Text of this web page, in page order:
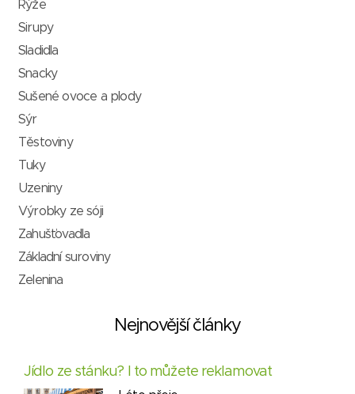
Rýže
Sirupy
Sladidla
Snacky
Sušené ovoce a plody
Sýr
Těstoviny
Tuky
Uzeniny
Výrobky ze sóji
Zahušťovadla
Základní suroviny
Zelenina
Nejnovější články
Jídlo ze stánku? I to můžete reklamovat